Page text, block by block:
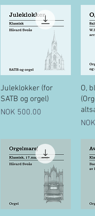
Quick View
Juleklokker (for
SATB og orgel)
Price
NOK 500.00
O,
Price